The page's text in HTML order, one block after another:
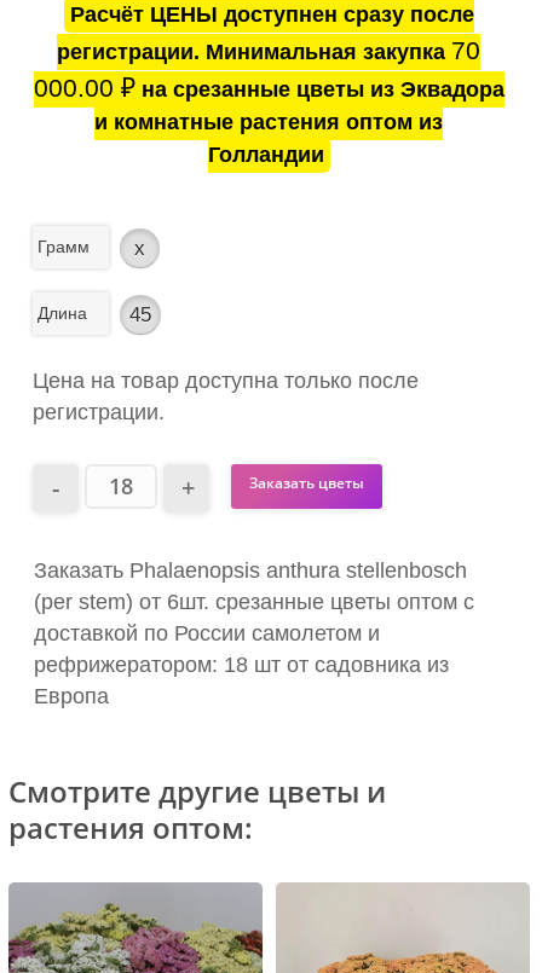
Расчёт ЦЕНЫ доступнен сразу после
регистрации. Минимальная закупка 70
000.00 ₽на срезанные цветы из Эквадора
и комнатные растения оптом из
Голландии
Грамм x
Длина 45
Цена на товар доступна только после
регистрации.
Заказать цветы
Заказать Phalaenopsis anthura stellenbosch
(per stem) от 6шт. срезанные цветы оптом с
доставкой по России самолетом и
рефрижератором: 18 шт от садовника из
Европа
Смотрите другие цветы и
растения оптом: